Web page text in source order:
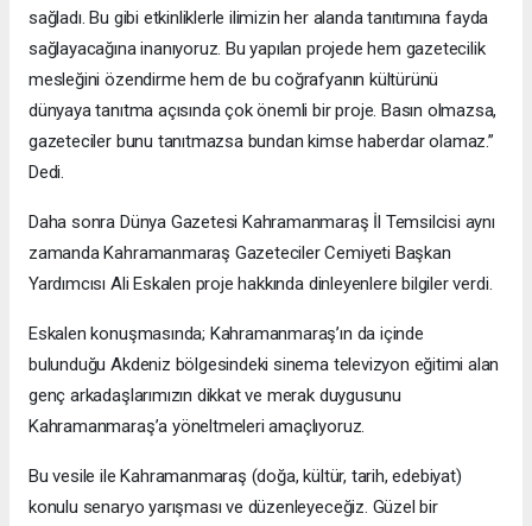
sağladı. Bu gibi etkinliklerle ilimizin her alanda tanıtımına fayda
sağlayacağına inanıyoruz. Bu yapılan projede hem gazetecilik
mesleğini özendirme hem de bu coğrafyanın kültürünü
dünyaya tanıtma açısında çok önemli bir proje. Basın olmazsa,
gazeteciler bunu tanıtmazsa bundan kimse haberdar olamaz.”
Dedi.
Daha sonra Dünya Gazetesi Kahramanmaraş İl Temsilcisi aynı
zamanda Kahramanmaraş Gazeteciler Cemiyeti Başkan
Yardımcısı Ali Eskalen proje hakkında dinleyenlere bilgiler verdi.
Eskalen konuşmasında; Kahramanmaraş’ın da içinde
bulunduğu Akdeniz bölgesindeki sinema televizyon eğitimi alan
genç arkadaşlarımızın dikkat ve merak duygusunu
Kahramanmaraş’a yöneltmeleri amaçlıyoruz.
Bu vesile ile Kahramanmaraş (doğa, kültür, tarih, edebiyat)
konulu senaryo yarışması ve düzenleyeceğiz. Güzel bir